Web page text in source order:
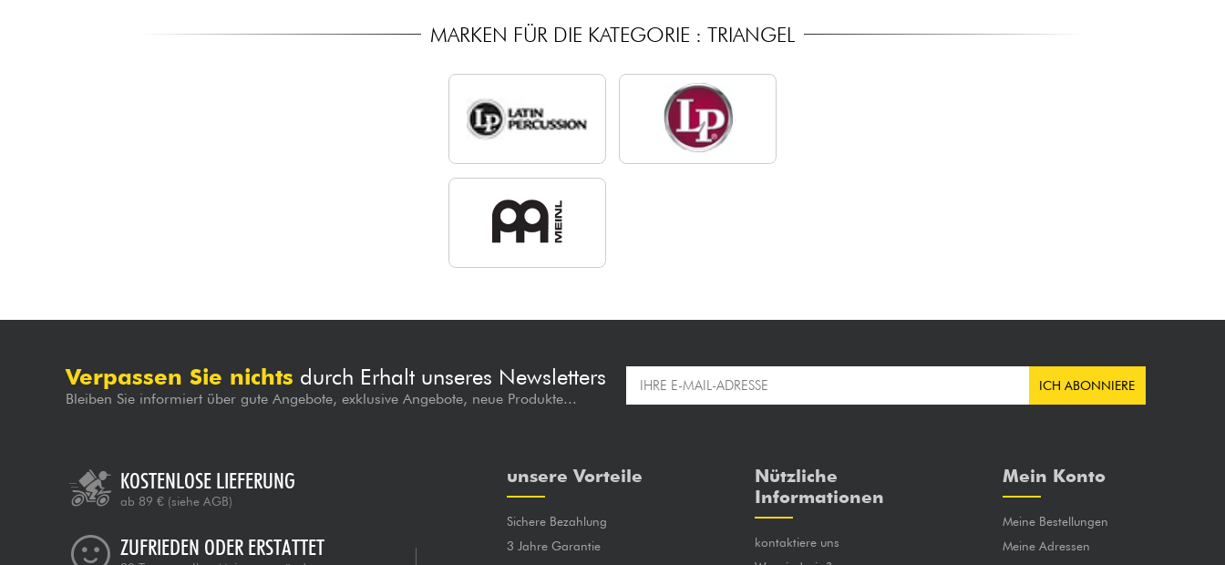
MARKEN FÜR DIE KATEGORIE : TRIANGEL
Verpassen Sie nichts durch Erhalt unseres Newsletters
Bleiben Sie informiert über gute Angebote, exklusive Angebote, neue Produkte...
ICH ABONNIERE
KOSTENLOSE LIEFERUNG
ab 89 € (siehe AGB)
ZUFRIEDEN ODER ERSTATTET
unsere Vorteile
Sichere Bezahlung
3 Jahre Garantie
Nützliche
Informationen
kontaktiere uns
Mein Konto
Meine Bestellungen
Meine Adressen